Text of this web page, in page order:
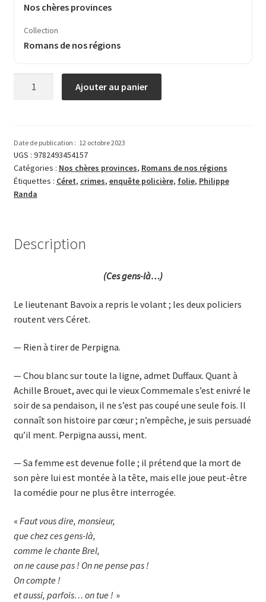
Nos chères provinces
Collection
Romans de nos régions
crimes
de
Céret
Ajouter au panier
Date de publication : 12 octobre 2023
UGS : 9782493454157
Catégories : Nos chères provinces, Romans de nos régions
Étiquettes : Céret, crimes, enquête policière, folie, Philippe
Randa
Description
(Ces gens-là…)
Le lieutenant Bavoix a repris le volant ; les deux policiers
routent vers Céret.
— Rien à tirer de Perpigna.
— Chou blanc sur toute la ligne, admet Duffaux. Quant à
Achille Brouet, avec qui le vieux Commemale s’est enivré le
soir de sa pendaison, il ne s’est pas coupé une seule fois. Il
connaît son histoire par cœur ; n’empêche, je suis persuadé
qu’il ment. Per­pigna aussi, ment.
— Sa femme est devenue folle ; il prétend que la mort de
son père lui est montée à la tête, mais elle joue peut-être
la comédie pour ne plus être interrogée.
« Faut vous dire, monsieur,
que chez ces gens-là,
comme le chante Brel,
on ne cause pas ! On ne pense pas !
On compte !
et aussi, parfois… on tue ! »